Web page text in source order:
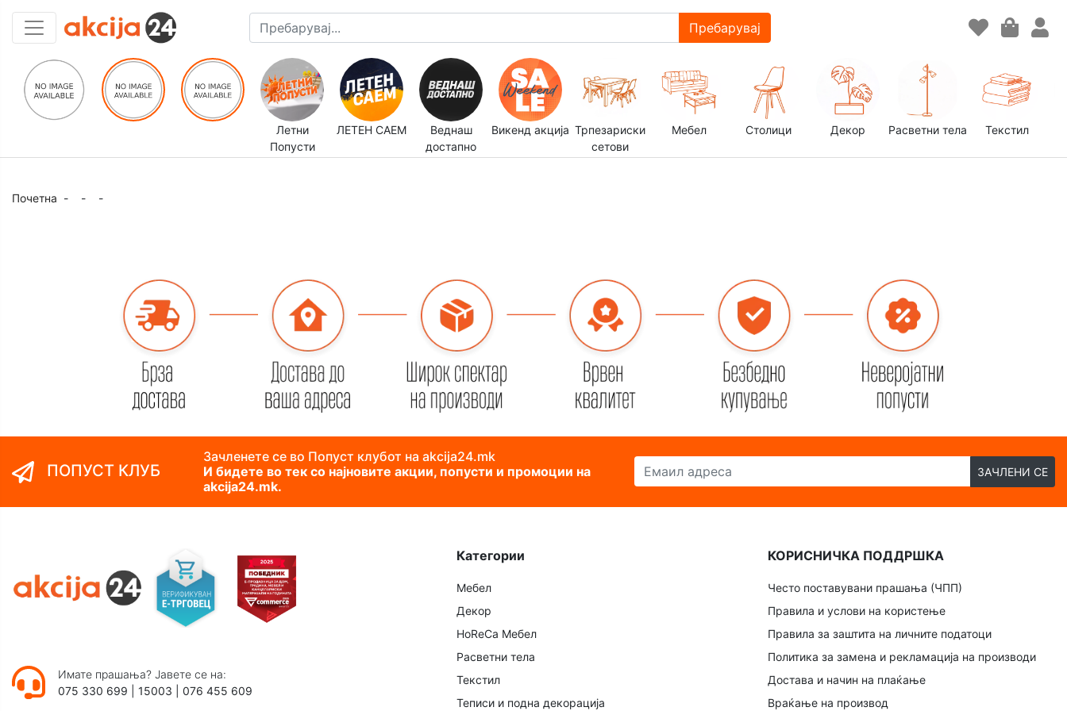
Пребарувај
Летни
Попусти
ЛЕТЕН САЕМ
Веднаш
достапно
Викенд акција Трпезариски
сетови
Мебел Столици Декор Расветни тела Текстил
Почетна - - -
ПОПУСТ КЛУБ
Зачленете се во Попуст клубот на akcija24.mk
И бидете во тек со најновите акции, попусти и промоции на
akcija24.mk.
Емаил адреса
ЗАЧЛЕНИ СЕ
Имате прашања? Јавете се на:
075 330 699
15003 076 455 609
Категории
Мебел
Декор
HoReCa Мебел
Расветни тела
Текстил
Теписи и подна декорација
КОРИСНИЧКА ПОДДРШКА
Често поставувани прашања (ЧПП)
Правила и услови на користење
Правила за заштита на личните податоци
Политика за замена и рекламација на производи
Достава и начин на плаќање
Враќање на производ